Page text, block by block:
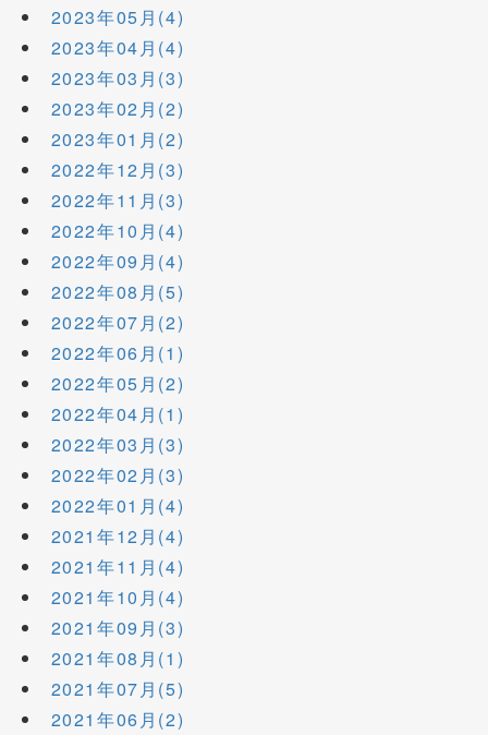
2023年05月(4)
2023年04月(4)
2023年03月(3)
2023年02月(2)
2023年01月(2)
2022年12月(3)
2022年11月(3)
2022年10月(4)
2022年09月(4)
2022年08月(5)
2022年07月(2)
2022年06月(1)
2022年05月(2)
2022年04月(1)
2022年03月(3)
2022年02月(3)
2022年01月(4)
2021年12月(4)
2021年11月(4)
2021年10月(4)
2021年09月(3)
2021年08月(1)
2021年07月(5)
2021年06月(2)